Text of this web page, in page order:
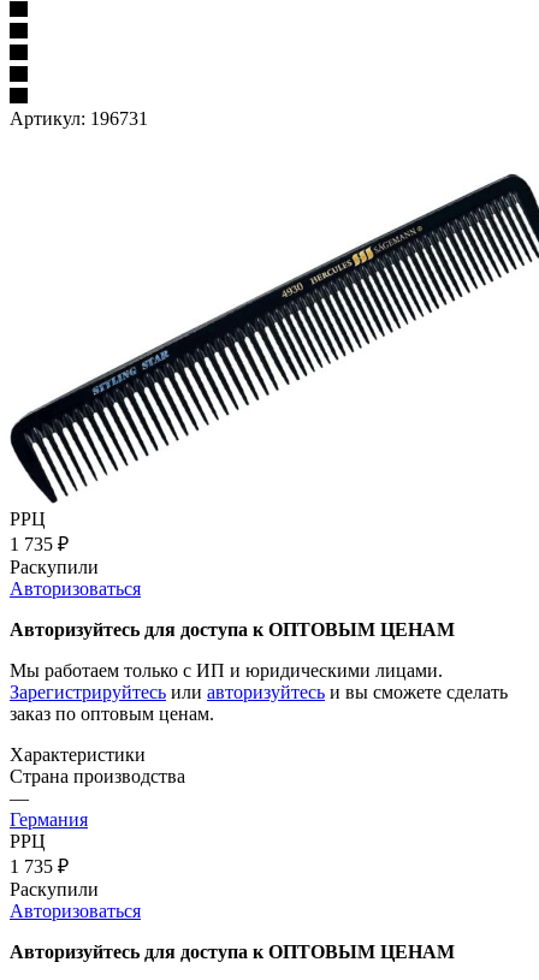
Артикул: 196731
РРЦ
1 735 ₽
Раскупили
Авторизоваться
Авторизуйтесь для доступа к ОПТОВЫМ ЦЕНАМ
Мы работаем только с ИП и юридическими лицами.
Зарегистрируйтесь или авторизуйтесь и вы сможете сделать
заказ по оптовым ценам.
Характеристики
Страна производства
—
Германия
РРЦ
1 735 ₽
Раскупили
Авторизоваться
Авторизуйтесь для доступа к ОПТОВЫМ ЦЕНАМ